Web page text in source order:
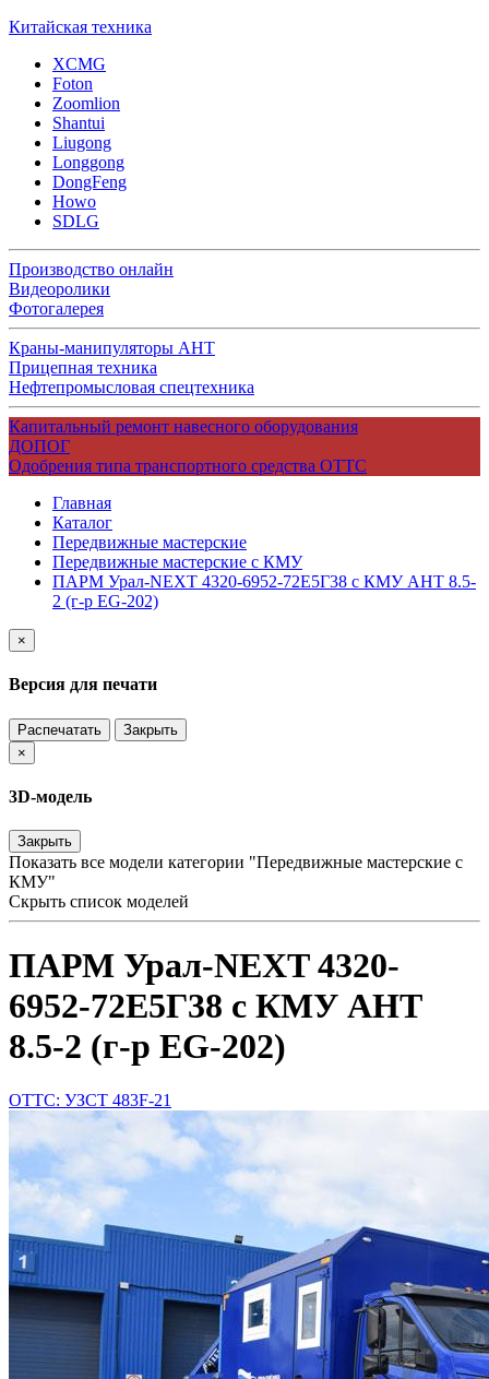
Китайская техника
XCMG
Foton
Zoomlion
Shantui
Liugong
Longgong
DongFeng
Howo
SDLG
Производство онлайн
Видеоролики
Фотогалерея
Краны-манипуляторы АНТ
Прицепная техника
Нефтепромысловая спецтехника
Капитальный ремонт навесного оборудования
ДОПОГ
Одобрения типа транспортного средства ОТТС
Главная
Каталог
Передвижные мастерские
Передвижные мастерские с КМУ
ПАРМ Урал-NEXT 4320-6952-72Е5Г38 с КМУ АНТ 8.5-
2 (г-р EG-202)
×
Версия для печати
Распечатать
Закрыть
×
3D-модель
Закрыть
Показать все модели категории "Передвижные мастерские с
КМУ"
Скрыть список моделей
ПАРМ Урал-NEXT 4320-
6952-72Е5Г38 с КМУ АНТ
8.5-2 (г-р EG-202)
ОТТС: УЗСТ 483F-21